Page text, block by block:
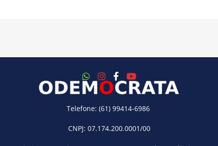
Telefone: (61) 99414-6986
CNPJ: 07.174.200.0001/00